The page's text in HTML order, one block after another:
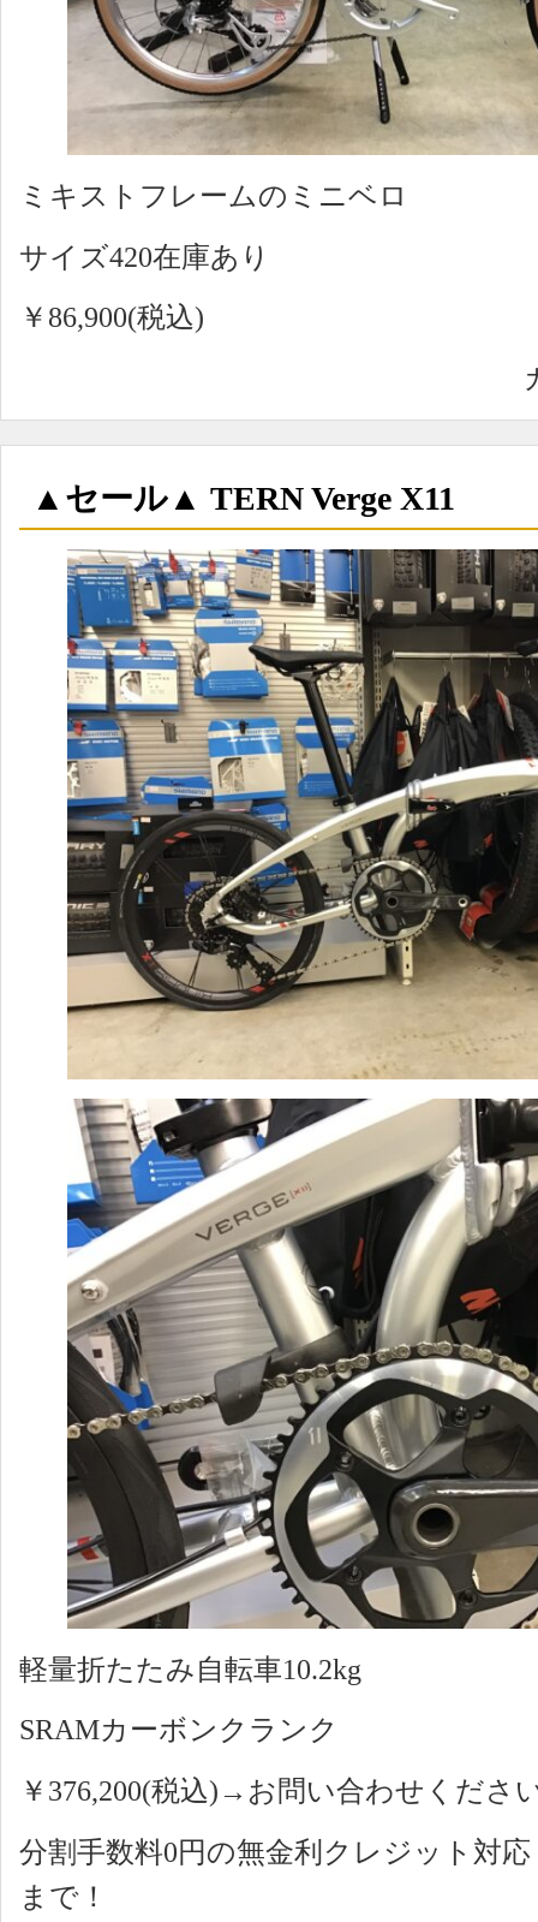
ミキストフレームのミニベロ
サイズ420在庫あり
￥86,900(税込)
▲セール▲ TERN Verge X11
軽量折たたみ自転車10.2kg
SRAMカーボンクランク
￥376,200(税込)→お問い合わせくださ
分割手数料0円の無金利クレジット対
まで！